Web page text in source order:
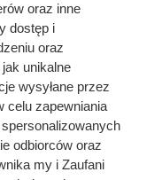
i przekazywali
losy słynnej
podczas
do dziś
oraz inne
dostęp i
oraz
unikalne
wysyłane przez
celu zapewniania
odbiorców oraz
my i Zaufani